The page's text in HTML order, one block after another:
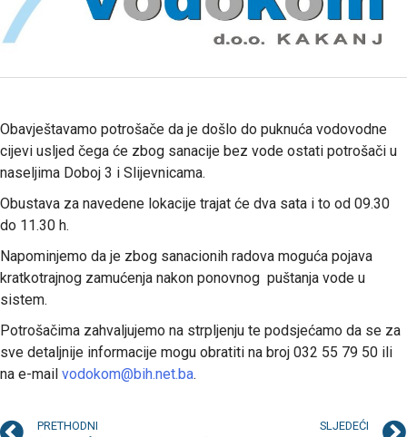
Obavještavamo potrošače da je došlo do puknuća vodovodne
cijevi usljed čega će zbog sanacije bez vode ostati potrošači u
naseljima Doboj 3 i Slijevnicama.
Obustava za navedene lokacije trajat će dva sata i to od 09.30
do 11.30 h.
Napominjemo da je zbog sanacionih radova moguća pojava
kratkotrajnog zamućenja nakon ponovnog puštanja vode u
sistem.
Potrošačima zahvaljujemo na strpljenju te podsjećamo da se za
sve detaljnije informacije mogu obratiti na broj 032 55 79 50 ili
na e-mail vodokom@bih.net.ba.
PRETHODNI SLJEDEĆI